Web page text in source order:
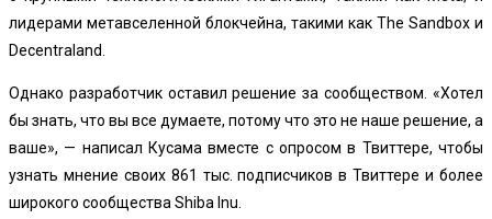
лидерами метавселенной блокчейна, такими как The Sandbox и
Decentraland.
Однако разработчик оставил решение за сообществом. «Хотел
бы знать, что вы все думаете, потому что это не наше решение, а
ваше», — написал Кусама вместе с опросом в Твиттере, чтобы
узнать мнение своих 861 тыс. подписчиков в Твиттере и более
широкого сообщества Shiba Inu.